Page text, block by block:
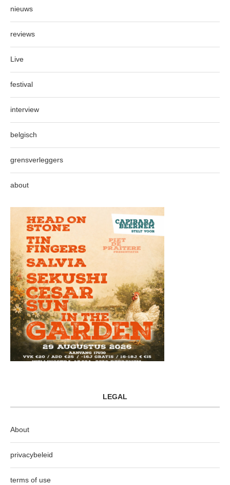
nieuws
reviews
Live
festival
interview
belgisch
grensverleggers
about
LEGAL
About
privacybeleid
terms of use